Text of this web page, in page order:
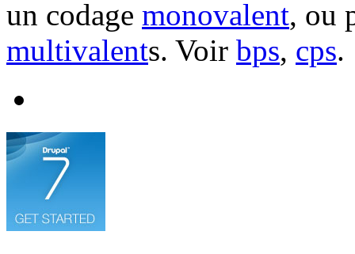
un codage monovalent, ou
multivalents. Voir bps, cps.